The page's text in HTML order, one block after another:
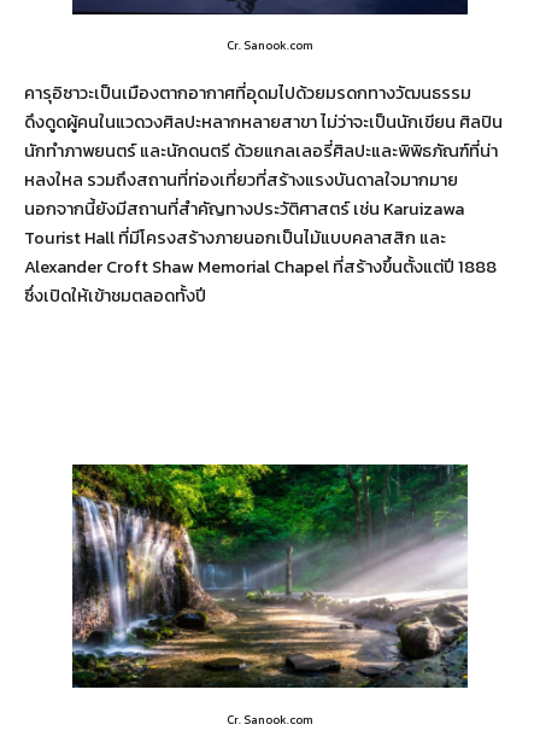
Cr. Sanook.com
คารุอิซาวะเป็นเมืองตากอากาศที่อุดมไปด้วยมรดกทางวัฒนธรรม
ดึงดูดผู้คนในแวดวงศิลปะหลากหลายสาขา ไม่ว่าจะเป็นนักเขียน ศิลปิน
นักทำภาพยนตร์ และนักดนตรี ด้วยแกลเลอรี่ศิลปะและพิพิธภัณฑ์ที่น่า
หลงใหล รวมถึงสถานที่ท่องเที่ยวที่สร้างแรงบันดาลใจมากมาย
นอกจากนี้ยังมีสถานที่สำคัญทางประวัติศาสตร์ เช่น Karuizawa
Tourist Hall ที่มีโครงสร้างภายนอกเป็นไม้แบบคลาสสิก และ
Alexander Croft Shaw Memorial Chapel ที่สร้างขึ้นตั้งแต่ปี 1888
ซึ่งเปิดให้เข้าชมตลอดทั้งปี
Cr. Sanook.com